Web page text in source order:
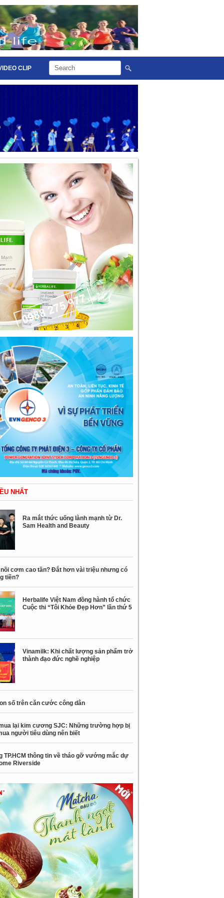
CLIP
NHẤT
Ra mắt thức uống lành mạnh từ Dr.
Sam Health and Beauty
nồi cơm cao tần? Đắt hơn vài triệu nhưng có
tiền?
Herbalife Việt Nam đồng hành tổ chức
Cuộc thi “Tôi Khỏe Đẹp Hơn” lần thứ 5
Vinamilk: Khi chất lượng sản phẩm trở
thành đạo đức nghề nghiệp
số trên căn cước công dân
lại kim cương SJC: Những trường hợp bị
người tiêu dùng nên biết
TP.HCM thông tin về tháo gỡ vướng mắc dự
Riverside